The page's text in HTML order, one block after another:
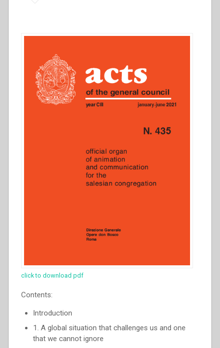
click to download pdf
Contents:
Introduction
1. A global situation that challenges us and one
that we cannot ignore